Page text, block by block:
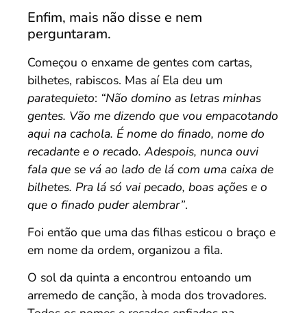
Enfim, mais não disse e nem
perguntaram.
Começou o enxame de gentes com cartas,
bilhetes, rabiscos. Mas aí Ela deu um
paratequieto: “Não domino as letras minhas
gentes. Vão me dizendo que vou empacotando
aqui na cachola. É nome do finado, nome do
recadante e o recado. Adespois, nunca ouvi
fala que se vá ao lado de lá com uma caixa de
bilhetes. Pra lá só vai pecado, boas ações e o
que o finado puder alembrar”.
Foi então que uma das filhas esticou o braço e
em nome da ordem, organizou a fila.
O sol da quinta a encontrou entoando um
arremedo de canção, à moda dos trovadores.